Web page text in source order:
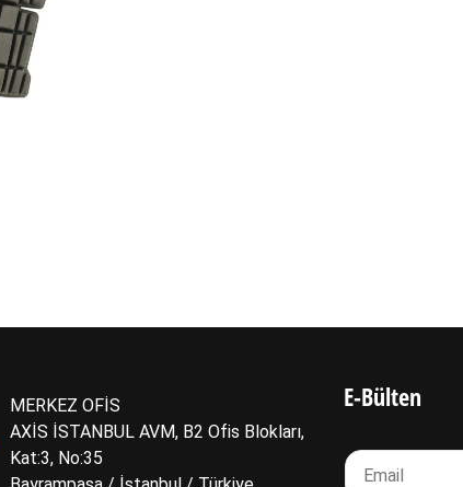
MERKEZ OFİS
AXİS İSTANBUL AVM, B2 Ofis Blokları,
Kat:3, No:35
E-Bülten